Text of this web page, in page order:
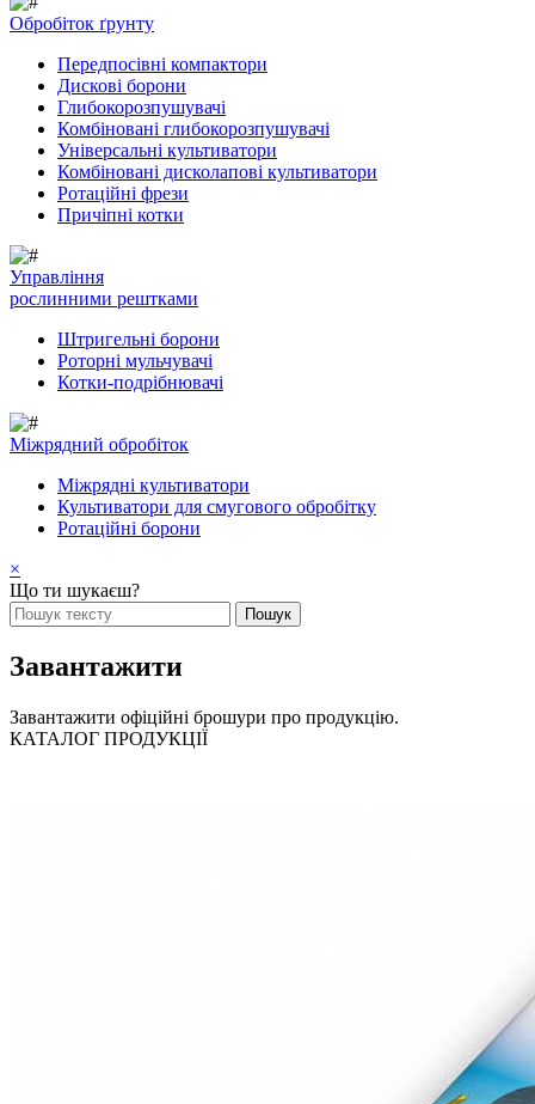
Обробіток ґрунту
Передпосівні компактори
Дискові борони
Глибокорозпушувачі
Комбіновані глибокорозпушувачі
Універсальні культиватори
Комбіновані дисколапові культиватори
Ротаційні фрези
Причіпні котки
Управління
рослинними рештками
Штригельні борони
Pоторні мульчувачі
Котки-подрібнювачі
Mіжрядний обробіток
Міжрядні культиватори
Культиватори для смугового обробітку
Ротаційні борони
×
Що ти шукаєш?
Завантажити
Завантажити офіційні брошури про продукцію.
КАТАЛОГ ПРОДУКЦІЇ